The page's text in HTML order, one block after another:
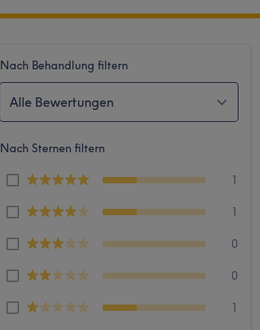
Nach Behandlung filtern
Alle Bewertungen
Nach Sternen filtern
1
1
0
0
1